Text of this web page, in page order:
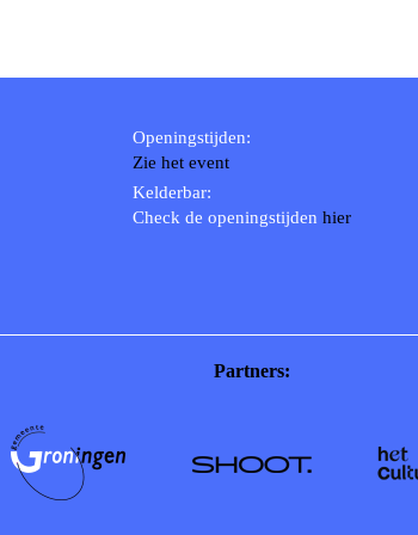
Openingstijden:
Zie het event
Kelderbar:
Check de openingstijden hier
Partners: